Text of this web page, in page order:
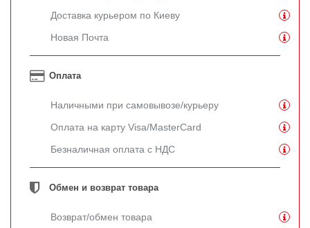
Доставка курьером по Киеву
Новая Почта
Оплата
Наличными при самовывозе/курьеру
Оплата на карту Visa/MasterCard
Безналичная оплата с НДС
Обмен и возврат товара
Возврат/обмен товара